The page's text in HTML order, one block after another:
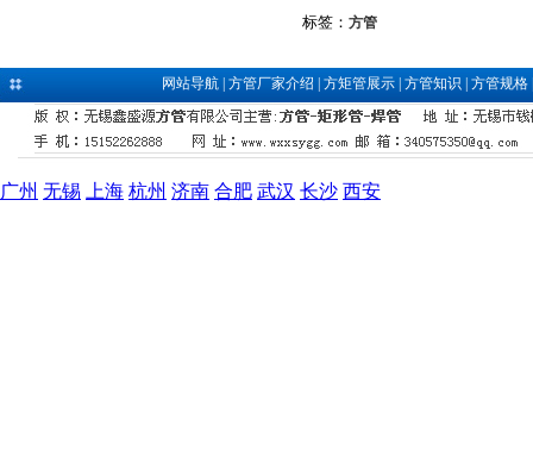
标签： 方管
网站导航| 方管厂家介绍 方矩管展示| 方管知识 方管规格
广州 无锡 上海 杭州 济南 合肥 武汉 长沙 西安